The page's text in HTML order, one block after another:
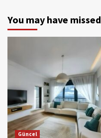
You may have missed
Güncel